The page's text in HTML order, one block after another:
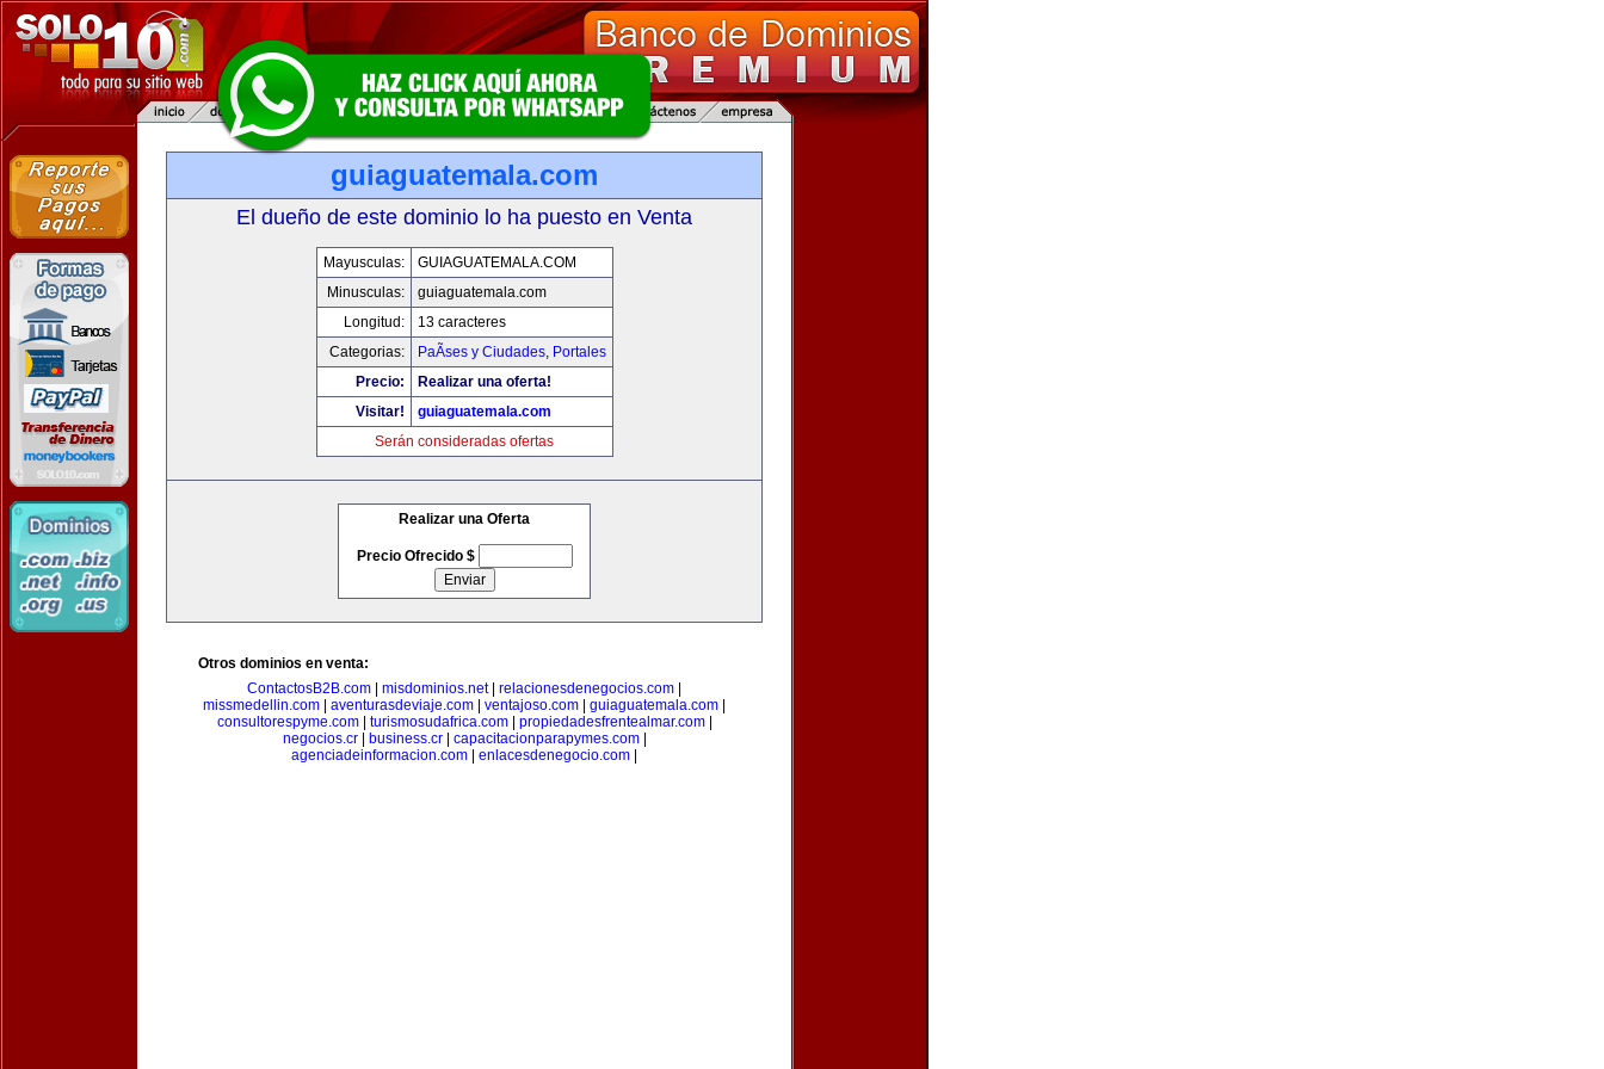
guiaguatemala.com
El dueño de este dominio lo ha puesto en Venta
Mayusculas:
GUIAGUATEMALA.COM
Minusculas:
guiaguatemala.com
Longitud:
13 caracteres
Categorias:
PaÃ­ses y Ciudades, Portales
Precio:
Realizar una oferta!
Visitar!
guiaguatemala.com
Serán consideradas ofertas
Realizar una Oferta
Precio Ofrecido $
Otros dominios en venta:
ContactosB2B.com
misdominios.net| relacionesdenegocios.com
missmedellin.com
aventurasdeviaje.com ventajoso.com guiaguatemala.com
consultorespyme.com| turismosudafrica.com| propiedadesfrentealmar.com|
negocios.cr| business.cr| capacitacionparapymes.com|
agenciadeinformacion.com
enlacesdenegocio.com